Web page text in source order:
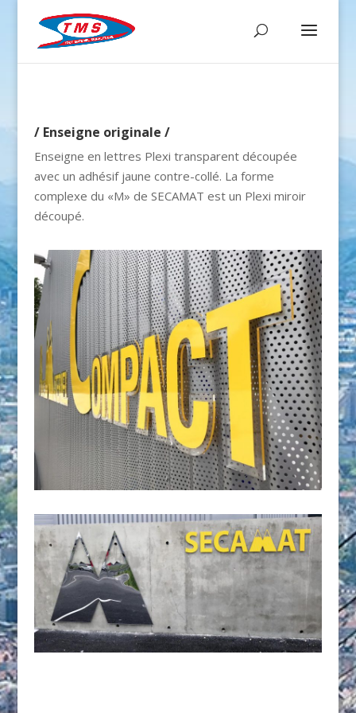
/ Enseigne originale /
Enseigne en lettres Plexi transparent découpée
avec un adhésif jaune contre-collé. La forme
complexe du «M» de SECAMAT est un Plexi miroir
découpé.